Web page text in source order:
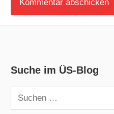
Suche im ÜS-Blog
Suchen
nach: